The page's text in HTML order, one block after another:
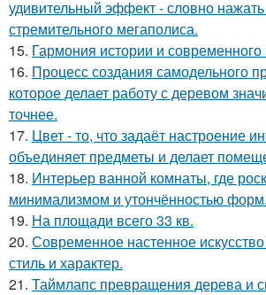
удивительный эффект - словно
стремительного мегаполиса.
15. Гармония истории и
16. Процесс создания самодельного
которое делает работу с деревом
точнее.
17. Цвет - то, что задаёт настроение
объединяет предметы и делает
18. Интерьер ванной комнаты, где
минимализмом и утончённостью форм.
19. На площади всего 33 кв.
20. Современное настенное
стиль и характер.
21. Таймлапс превращения дерева и